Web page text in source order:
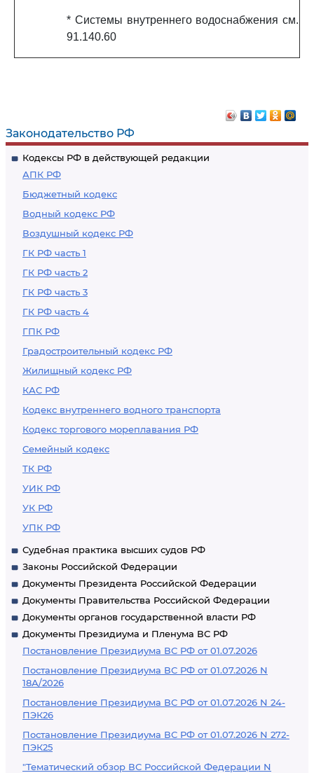
Законодательство РФ
Кодексы РФ в действующей редакции
АПК РФ
Бюджетный кодекс
Водный кодекс РФ
Воздушный кодекс РФ
ГК РФ часть 1
ГК РФ часть 2
ГК РФ часть 3
ГК РФ часть 4
ГПК РФ
Градостроительный кодекс РФ
Жилищный кодекс РФ
КАС РФ
Кодекс внутреннего водного транспорта
Кодекс торгового мореплавания РФ
Семейный кодекс
ТК РФ
УИК РФ
УК РФ
УПК РФ
Судебная практика высших судов РФ
Законы Российской Федерации
Документы Президента Российской Федерации
Документы Правительства Российской Федерации
Документы органов государственной власти РФ
Документы Президиума и Пленума ВС РФ
Постановление Президиума ВС РФ от 01.07.2026
Постановление Президиума ВС РФ от 01.07.2026 N
18А/2026
Постановление Президиума ВС РФ от 01.07.2026 N 24-
ПЭК26
Постановление Президиума ВС РФ от 01.07.2026 N 272-
ПЭК25
"Тематический обзор ВС Российской Федерации N
* Системы внутреннего водоснабжения см.
91.140.60